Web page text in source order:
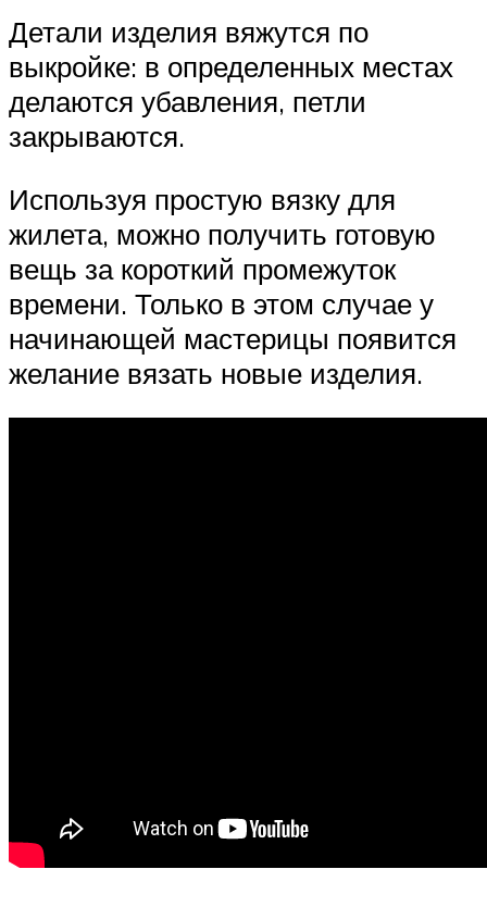
Детали изделия вяжутся по
выкройке: в определенных местах
делаются убавления, петли
закрываются.
Используя простую вязку для
жилета, можно получить готовую
вещь за короткий промежуток
времени. Только в этом случае у
начинающей мастерицы появится
желание вязать новые изделия.